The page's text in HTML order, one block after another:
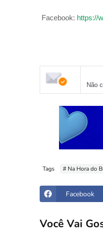
Facebook: https://
Não
Tags # Na Hora do
Facebook
Você Vai